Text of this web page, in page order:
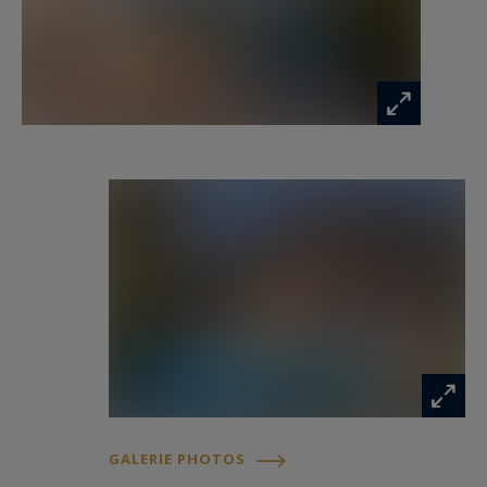
mer qui accompagne plusieurs espaces de la
propriété et renforce le caractère privilégié de
possibilités de réinterprétation architecturale
GALERIE PHOTOS